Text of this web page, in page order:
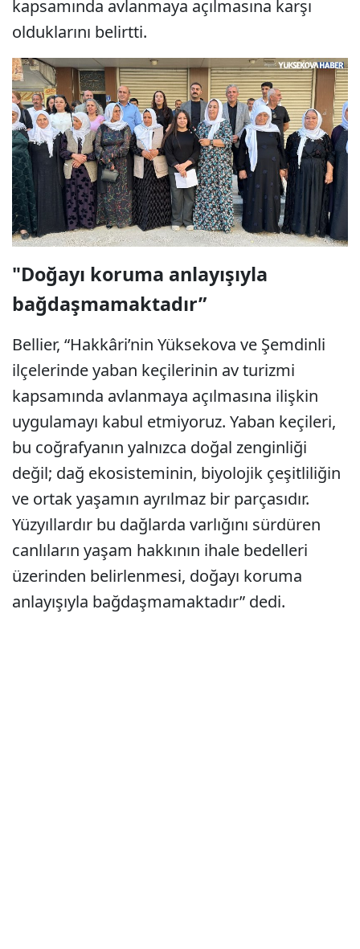
kapsamında avlanmaya açılmasına karşı
olduklarını belirtti.
"Doğayı koruma anlayışıyla
bağdaşmamaktadır”
Bellier, “Hakkâri’nin Yüksekova ve Şemdinli
ilçelerinde yaban keçilerinin av turizmi
kapsamında avlanmaya açılmasına ilişkin
uygulamayı kabul etmiyoruz. Yaban keçileri,
bu coğrafyanın yalnızca doğal zenginliği
değil; dağ ekosisteminin, biyolojik çeşitliliğin
ve ortak yaşamın ayrılmaz bir parçasıdır.
Yüzyıllardır bu dağlarda varlığını sürdüren
canlıların yaşam hakkının ihale bedelleri
üzerinden belirlenmesi, doğayı koruma
anlayışıyla bağdaşmamaktadır” dedi.